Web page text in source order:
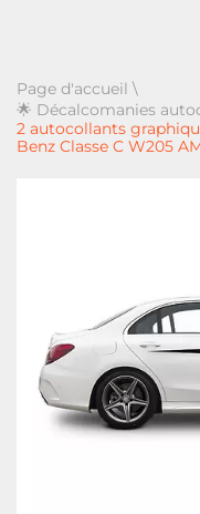
Page d'accueil \
🌟 Décalcomanies
2 autocollants
Benz Classe C W205